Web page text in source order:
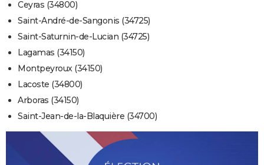
Ceyras (34800)
Saint-André-de-Sangonis (34725)
Saint-Saturnin-de-Lucian (34725)
Lagamas (34150)
Montpeyroux (34150)
Lacoste (34800)
Arboras (34150)
Saint-Jean-de-la-Blaquière (34700)